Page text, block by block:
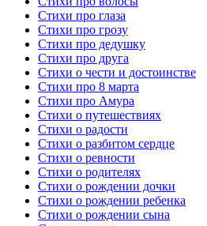
Стихи про глаза
Стихи про грозу
Стихи про дедушку
Стихи про друга
Стихи о чести и достоинстве
Стихи про 8 марта
Стихи про Амура
Стихи о путешествиях
Стихи о радости
Стихи о разбитом сердце
Стихи о ревности
Стихи о родителях
Стихи о рождении дочки
Стихи о рождении ребенка
Стихи о рождении сына